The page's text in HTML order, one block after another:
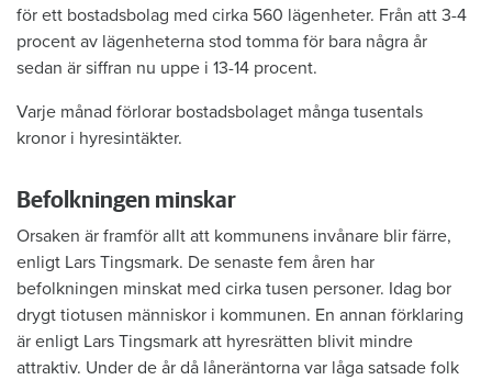
för ett bostadsbolag med cirka 560 lägenheter. Från att 3-4
procent av lägenheterna stod tomma för bara några år
sedan är siffran nu uppe i 13-14 procent.
Varje månad förlorar bostadsbolaget många tusentals
kronor i hyresintäkter.
Befolkningen minskar
Orsaken är framför allt att kommunens invånare blir färre,
enligt Lars Tingsmark. De senaste fem åren har
befolkningen minskat med cirka tusen personer. Idag bor
drygt tiotusen människor i kommunen. En annan förklaring
är enligt Lars Tingsmark att hyresrätten blivit mindre
attraktiv. Under de år då låneräntorna var låga satsade folk